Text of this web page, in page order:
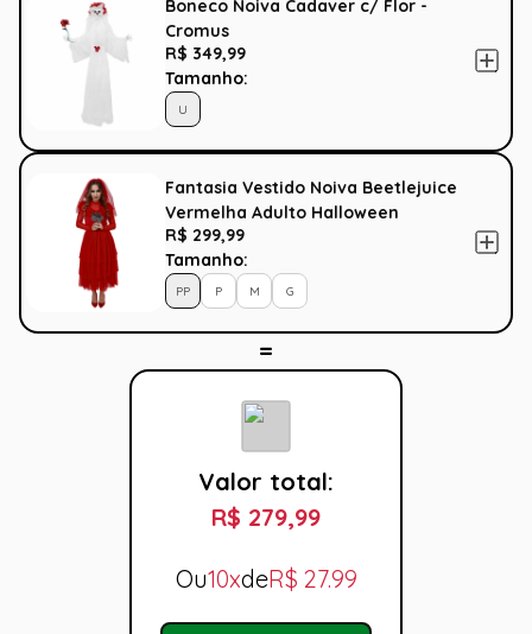
Boneco Noiva Cadaver c/ Flor -
Cromus
R$ 349,99
Tamanho:
U
Fantasia Vestido Noiva Beetlejuice
Vermelha Adulto Halloween
R$ 299,99
Tamanho:
PP P M G
Valor total:
R$ 279,99
Ou10xdeR$ 27.99